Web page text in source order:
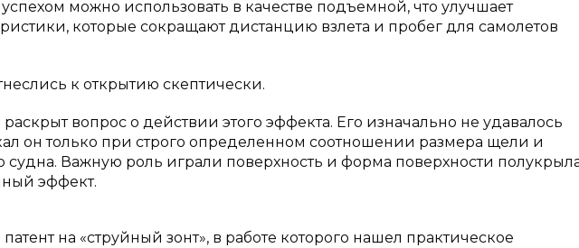
можно использовать в качестве подъемной, что улучшает
которые сокращают дистанцию взлета и пробег для самолетов
к открытию скептически.
вопрос о действии этого эффекта. Его изначально не удавалось
он только при строго определенном соотношении размера щели и
судна. Важную роль играли поверхность и форма поверхности
эффект.
на «струйный зонт», в работе которого нашел практическое